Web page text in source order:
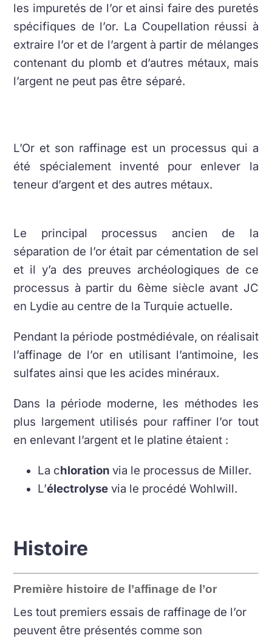
les impuretés de l’or et ainsi faire des puretés
spécifiques de l’or. La Coupellation réussi à
extraire l’or et de l’argent à partir de mélanges
contenant du plomb et d’autres métaux, mais
l’argent ne peut pas être séparé.
L’Or et son raffinage est un processus qui a
été spécialement inventé pour enlever la
teneur d’argent et des autres métaux.
Le principal processus ancien de la
séparation de l’or était par cémentation de sel
et il y’a des preuves archéologiques de ce
processus à partir du 6ème siècle avant JC
en Lydie au centre de la Turquie actuelle.
Pendant la période postmédiévale, on réalisait
l’affinage de l’or en utilisant l’antimoine, les
sulfates ainsi que les acides minéraux.
Dans la période moderne, les méthodes les
plus largement utilisés pour raffiner l’or tout
en enlevant l’argent et le platine étaient :
La chlorationvia le processus de Miller.
L’électrolyse via le procédé Wohlwill.
Histoire
Première histoire de l’affinage de l’or
Les tout premiers essais de raffinage de l’or
peuvent être présentés comme son